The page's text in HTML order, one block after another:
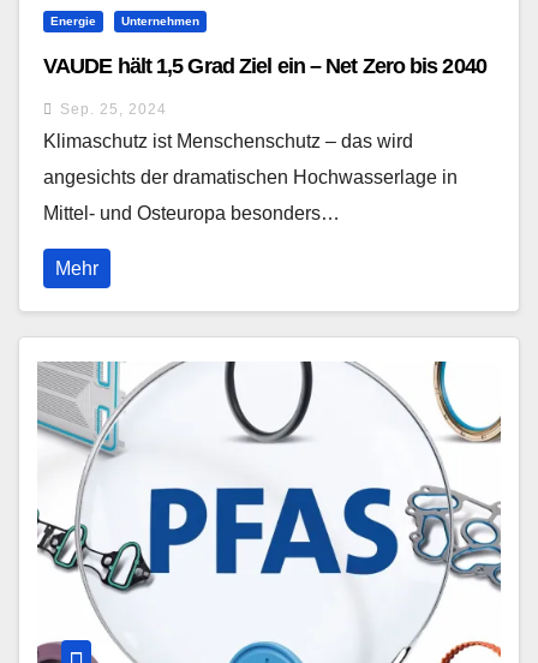
Energie Unternehmen
VAUDE hält 1,5 Grad Ziel ein – Net Zero bis 2040
Sep. 25, 2024
Klimaschutz ist Menschenschutz – das wird
angesichts der dramatischen Hochwasserlage in
Mittel- und Osteuropa besonders…
Mehr